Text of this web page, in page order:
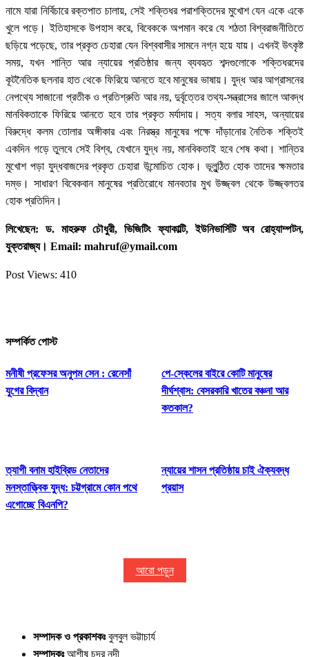
নামে যারা নির্বিচারে রক্তপাত চালায়, সেই শক্তিধর পরাশক্তিদের মুখোশ যেন একে একে
খুলে পড়ে। ইতিহাসকে উপহাস করে, বিবেককে অপমান করে যে শঠতা বিশ্বরাজনীতিতে
ছড়িয়ে পড়েছে, তার প্রকৃত চেহারা যেন বিশ্ববাসীর সামনে নগ্ন হয়ে যায়। এখনই উৎকৃষ্ট
সময়, যখন শান্তি আর ন্যায়ের প্রতিষ্ঠার জন্য ব্যবহৃত শব্দগুলোকে শক্তিধরদের
কূটনৈতিক ছলনার হাত থেকে ফিরিয়ে আনতে হবে মানুষের ভাষায়। যুদ্ধ আর আগ্রাসনের
নেপথ্যে সাজানো প্রতীক ও প্রতিশ্রুতি আর নয়, দুর্বৃত্তের তথ্য-সন্ত্রাসের জালে আবদ্ধ
মানবিকতাকে ফিরিয়ে আনতে হবে তার প্রকৃত মর্যাদায়। সত্য বলার সাহস, অন্যায়ের
বিরুদ্ধে কলম তোলার অঙ্গীকার এবং নিরস্ত্র মানুষের পক্ষে দাঁড়ানোর নৈতিক শক্তিই
একদিন গড়ে তুলবে সেই বিশ্ব, যেখানে যুদ্ধ নয়, মানবিকতাই হবে শেষ কথা। শান্তির
মুখোশ পড়া যুদ্ধবাজদের প্রকৃত চেহারা উন্মোচিত হোক। ভূলুন্ঠিত হোক তাদের ক্ষমতার
দম্ভ। সাধারণ বিবেকবান মানুষের প্রতিরোধে মানবতার মুখ উজ্জ্বল থেকে উজ্জ্বলতর
হোক প্রতিদিন।
লিখেছেন: ড. মাহরুফ চৌধুরী, ভিজিটিং ফ্যাকাল্টি, ইউনিভার্সিটি অব রোহ্যাম্পটন,
যুক্তরাজ্য। Email: mahruf@ymail.com
Post Views: 410
সম্পর্কিত পোস্ট
মনীষী প্রফেসর অনুপম সেন : রেনেসাঁ
যুগের বিদ্বান
পে-স্কেলের বাইরে কোটি মানুষের
দীর্ঘশ্বাস: বেসরকারি খাতের বঞ্চনা আর
কতকাল?
ত্যাগী বনাম হাইব্রিড নেতাদের
মনস্তাত্ত্বিক যুদ্ধ: চট্টগ্রামে কোন পথে
এগোচ্ছে বিএনপি?
ন্যায়ের শাসন প্রতিষ্ঠায় চাই ঐক্যবদ্ধ
প্রয়াস
আরো পড়ুন
সম্পাদক ও প্রকাশকঃবুলবুল ভট্টাচার্য
সম্পাদকঃআশীষ চন্দ্র নন্দী